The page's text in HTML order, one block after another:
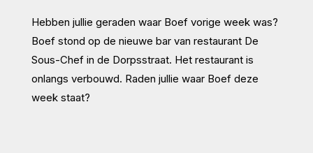
Hebben jullie geraden waar Boef vorige week was?
Boef stond op de nieuwe bar van restaurant De
Sous-Chef in de Dorpsstraat. Het restaurant is
onlangs verbouwd. Raden jullie waar Boef deze
week staat?